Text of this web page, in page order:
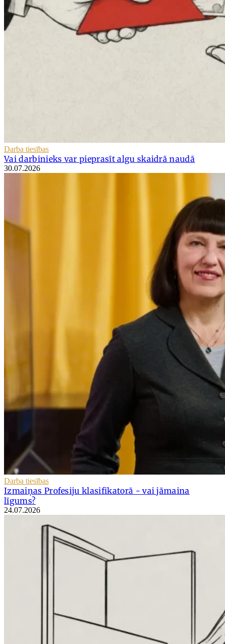
Darba tiesības
Vai darbinieks var pieprasīt algu skaidrā naudā
30.07.2026
Darba tiesības
Izmaiņas Profesiju klasifikatorā - vai jāmaina
līgums?
24.07.2026